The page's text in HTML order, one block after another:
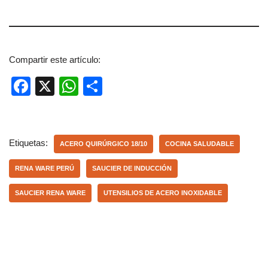
Compartir este artículo:
F
e
b
o
o
X
W
s
A
p
p
p
ar
tir
Etiquetas: ACERO QUIRÚRGICO 18/10 COCINA SALUDABLE
RENA WARE PERÚ SAUCIER DE INDUCCIÓN
SAUCIER RENA WARE UTENSILIOS DE ACERO INOXIDABLE